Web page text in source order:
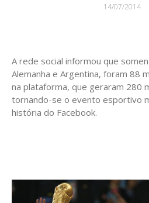
Posted
14/07/2014
A rede social informou que
Alemanha e Argentina, foram 88
na plataforma, que geraram 280
tornando-se o evento esportivo
história do Facebook.